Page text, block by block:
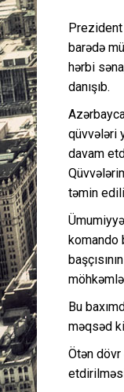
barədə
hərbi
danışıb.
qüvvələri
davam
təmin
komando
Bu
məqsəd
Ötən